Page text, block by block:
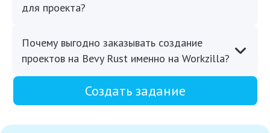
для проекта?
Почему выгодно заказывать создание
проектов на Bevy Rust именно на Workzilla?
Создать задание